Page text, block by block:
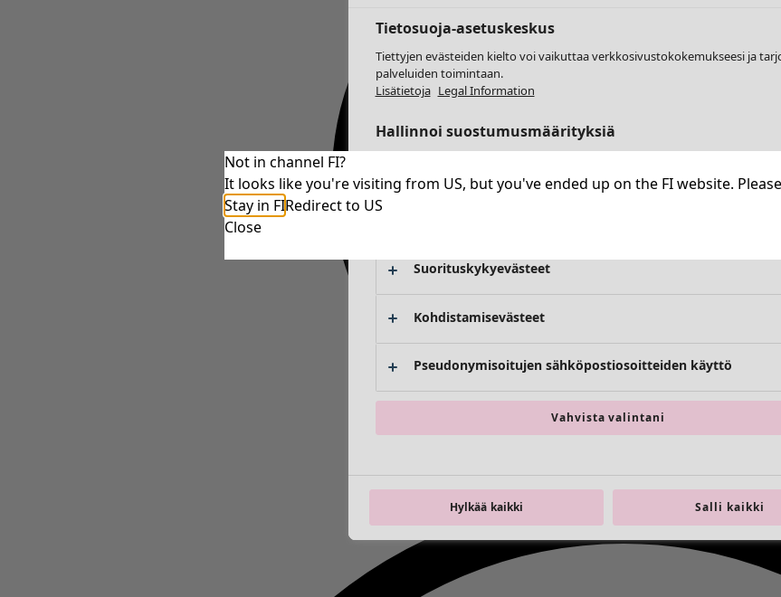
Not in channel FI?
It looks like you're visiting from US, but you've ended up on the FI website.
Stay in FIRedirect to US
Close
Tietosuoja-asetuskeskus
Tiettyjen evästeiden kielto voi vaikuttaa verkkosivustokokemukseesi ja
palveluiden toimintaan.
Lisätietoja Legal Information
Hallinnoi suostumusmäärityksiä
Välttämättömät evästeet Aina
Suorituskykyevästeet
Kohdistamisevästeet
Pseudonymisoitujen sähköpostiosoitteiden käyttö
Vahvista valintani
Hylkää kaikki Salli kaikki